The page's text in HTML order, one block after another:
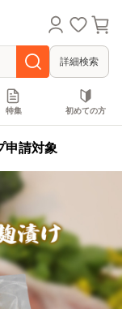
詳細検索
特集 初めての方
申請対象